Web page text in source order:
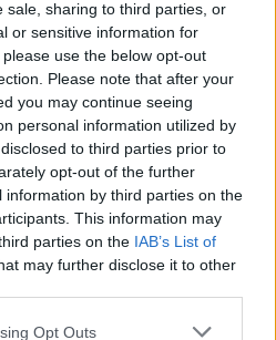
sale, sharing to third parties, or
or sensitive information for
use the below opt-out
Please note that after your
you may continue seeing
personal information utilized by
to third parties prior to
opt-out of the further
by third parties on the
This information may
parties on the IAB’s List of
may further disclose it to other
Opt Outs
μίλησε ανοιχτά για την
που βιώνει στον χώρο της
22 χρόνια μετά τη νίκη της
στη Eurovision.
στο λιμάνι του Πειραιά:
διακοπές έναν μήνα» ‑ Η
ατάκα στην κάμερα του
της εκπομπής «Κοινωνία Ώρα
από το λιμάνι του Πειραιά, την